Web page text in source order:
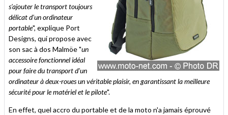
s’ajouter le transport toujours
délicat d’un ordinateur
portable", explique Port
Designs, qui propose avec
son sac à dos Malmöe "un
accessoire fonctionnel idéal
pour faire du transport d’un
ordinateur à deux-roues un véritable plaisir, en garantissant la meilleure
sécurité pour le matériel et le pilote".
En effet, quel accro du portable et de la moto n'a jamais éprouvé